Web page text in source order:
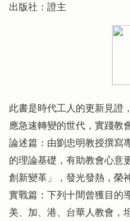
出版社：證主
此書是時代工人的更新見證
應急速轉變的世代，實踐教
論述篇：由劉忠明教授撰寫
的理論基礎，有助教會心意
創新變革」，發光發熱，榮
實戰篇：下列十間曾獲目的
美、加、港、台華人教會，